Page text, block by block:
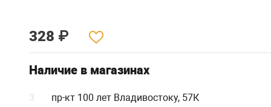
328 ₽
Наличие в магазинах
3
пр-кт 100 лет Владивостоку, 57К